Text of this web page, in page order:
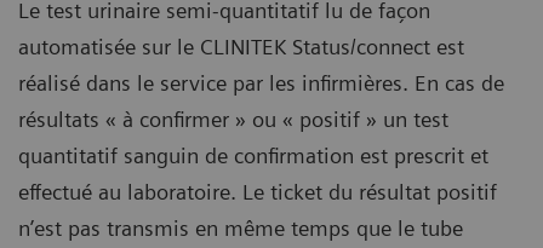
Le test urinaire semi-quantitatif lu de façon
automatisée sur le CLINITEK Status/connect est
réalisé dans le service par les infirmières. En cas de
résultats « à confirmer » ou « positif » un test
quantitatif sanguin de confirmation est prescrit et
effectué au laboratoire. Le ticket du résultat positif
n’est pas transmis en même temps que le tube